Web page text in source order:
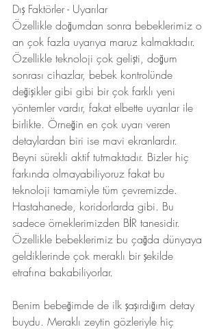
Dış Faktörler - Uyarılar
Özellikle doğumdan sonra bebeklerimiz o
an çok fazla uyarıya maruz kalmaktadır.
Özellikle teknoloji çok gelişti, doğum
sonrası cihazlar, bebek kontrolünde
değişikler gibi gibi bir çok farklı yeni
yöntemler vardır, fakat elbette uyarılar ile
birlikte. Örneğin en çok uyarı veren
detaylardan biri ise mavi ekranlardır.
Beyni sürekli aktif tutmaktadır. Bizler hiç
farkında olmayabiliyoruz fakat bu
teknoloji tamamiyle tüm çevremizde.
Hastahanede, koridorlarda gibi. Bu
sadece örneklerimizden BİR tanesidir.
Özellikle bebeklerimiz bu çağda dünyaya
geldiklerinde çok meraklı bir şekilde
etrafına bakabiliyorlar.
Benim bebeğimde de ilk şaşırdığım detay
buydu. Meraklı zeytin gözleriyle hiç